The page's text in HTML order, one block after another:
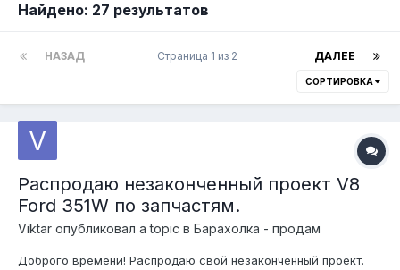
Найдено: 27 результатов
НАЗАД ДАЛЕЕ
Страница 1 из 2
СОРТИРОВКА
Распродаю незаконченный проект V8
Ford 351W по запчастям.
Viktar опубликовал a topic в Барахолка - продам
Доброго времени! Распродаю свой незаконченный проект.